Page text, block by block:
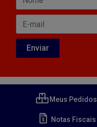
Meus Pedidos
Notas Fiscais